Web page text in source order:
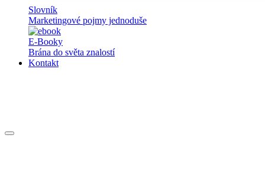
Slovník
Marketingové pojmy jednoduše
E-Booky
Brána do světa znalostí
Kontakt